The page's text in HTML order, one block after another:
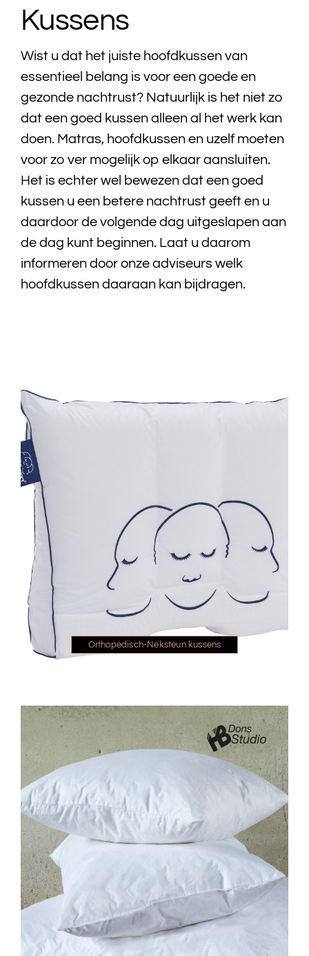
Bedtextiel
Badtextiel
Acties
Over ons
Onze showroom
Showroom modellen
Contact
Kussens
Wist u dat het juiste hoofdkussen van
essentieel belang is voor een goede en
gezonde nachtrust? Natuurlijk is het niet zo
dat een goed kussen alleen al het werk kan
doen. Matras, hoofdkussen en uzelf moeten
voor zo ver mogelijk op elkaar aansluiten.
Het is echter wel bewezen dat een goed
kussen u een betere nachtrust geeft en u
daardoor de volgende dag uitgeslapen aan
de dag kunt beginnen. Laat u daarom
informeren door onze adviseurs welk
hoofdkussen daaraan kan bijdragen.
Orthopedisch-Neksteun kussens